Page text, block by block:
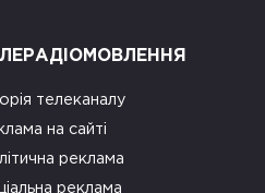
телеканалу
на сайті
реклама
реклама